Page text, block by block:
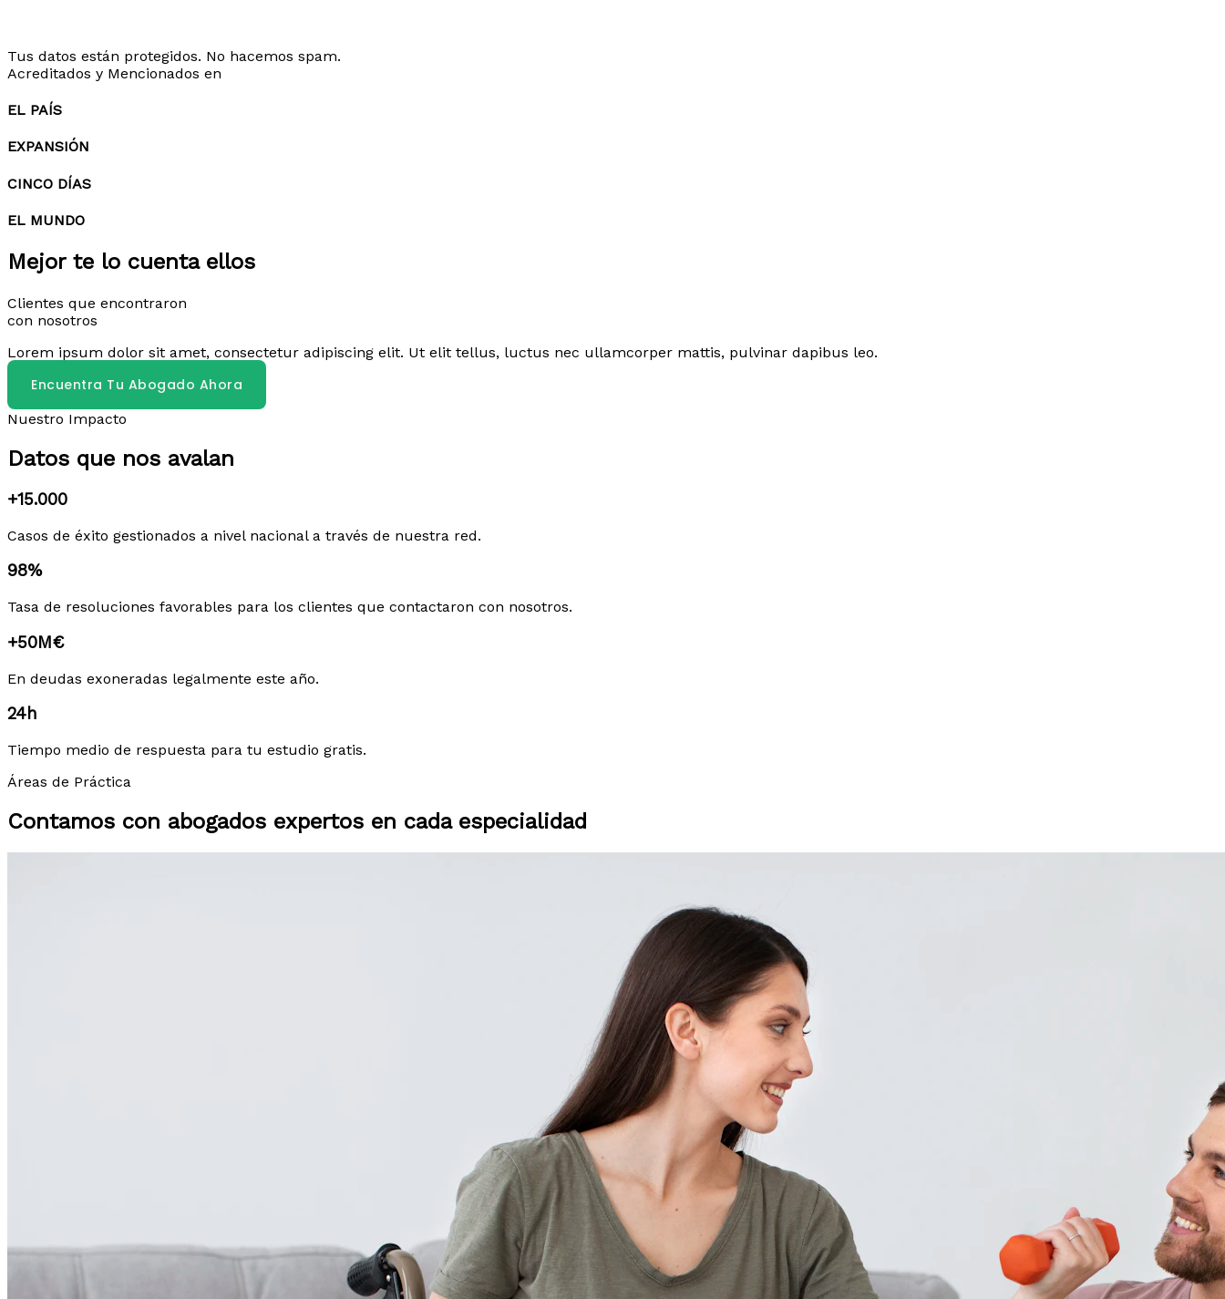
Tus datos están protegidos. No hacemos spam.
Acreditados y Mencionados en
EL PAÍS
EXPANSIÓN
CINCO DÍAS
EL MUNDO
Mejor te lo cuenta ellos
Clientes que encontraron
con nosotros
Lorem ipsum dolor sit amet, consectetur adipiscing elit. Ut elit tellus, luctus nec ullamcorper mattis, pulvinar dapibus leo.
Encuentra Tu Abogado Ahora
Nuestro Impacto
Datos que nos avalan
+15.000
Casos de éxito gestionados a nivel nacional a través de nuestra red.
98%
Tasa de resoluciones favorables para los clientes que contactaron con nosotros.
+50M€
En deudas exoneradas legalmente este año.
24h
Tiempo medio de respuesta para tu estudio gratis.
Áreas de Práctica
Contamos con abogados expertos en cada especialidad